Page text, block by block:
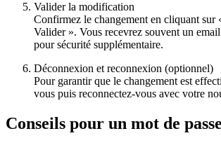
Valider la modification
Confirmez le changement en cliquant sur
Valider ». Vous recevrez souvent un
pour sécurité supplémentaire.
Déconnexion et reconnexion (optionnel)
Pour garantir que le changement est
vous puis reconnectez-vous avec votre
Conseils pour un mot de